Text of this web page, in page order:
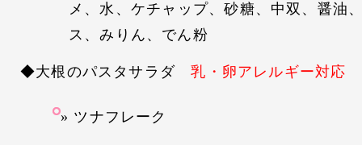
メ、水、ケチャップ、砂糖、中双、醤油
ス、みりん、でん粉
◆大根のパスタサラダ乳・卵アレルギー対応
ツナフレーク